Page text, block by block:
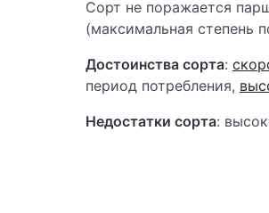
Сорт не поражается
(максимальная степень
Достоинства сорта:
период потребления,
Недостатки сорта: